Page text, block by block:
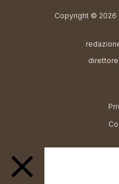
Copyright © 2026